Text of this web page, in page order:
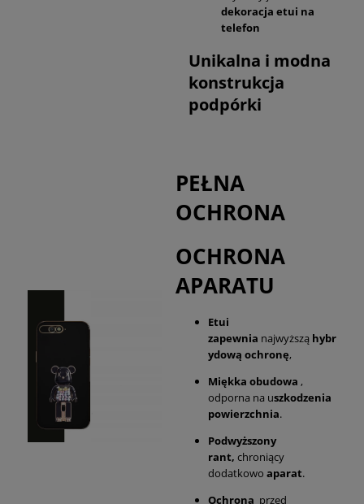
dekoracja etui na
telefon
Unikalna i modna
konstrukcja
podpórki
PEŁNA
OCHRONA
OCHRONA
APARATU
Etui
zapewnia najwyższą hybr
ydową ochronę,
Miękka obudowa ,
odporna na uszkodzenia
powierzchnia.
Podwyższony
rant, chroniący
dodatkowo aparat.
Ochrona przed